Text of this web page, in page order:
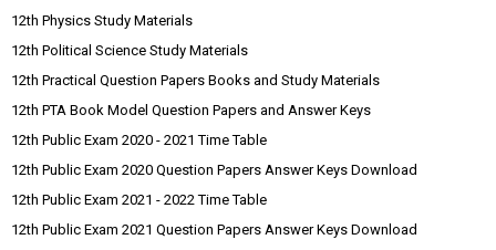
12th Physics Study Materials
12th Political Science Study Materials
12th Practical Question Papers Books and Study Materials
12th PTA Book Model Question Papers and Answer Keys
12th Public Exam 2020 - 2021 Time Table
12th Public Exam 2020 Question Papers Answer Keys Download
12th Public Exam 2021 - 2022 Time Table
12th Public Exam 2021 Question Papers Answer Keys Download